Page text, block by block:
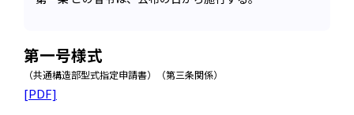
第一号様式
（共通構造部型式指定申請書）（第三条関係）
[PDF]